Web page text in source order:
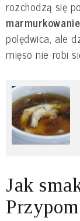
rozchodzą się
polędwica, ale
mięso nie robi
Jak